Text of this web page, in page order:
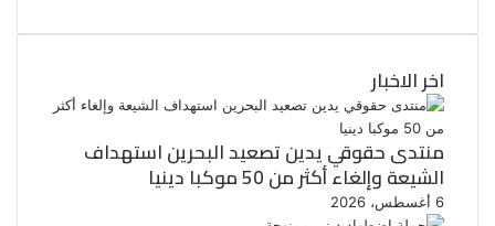
اخر الاخبار
منتدى حقوقي يدين تصعيد البحرين استهداف
الشيعة وإلغاء أكثر من 50 موكبا دينيا
6 أغسطس، 2026